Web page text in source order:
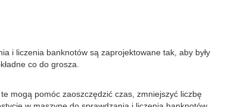
i liczenia banknotów są zaprojektowane tak, aby były
co do grosza.
mogą pomóc zaoszczędzić czas, zmniejszyć liczbę